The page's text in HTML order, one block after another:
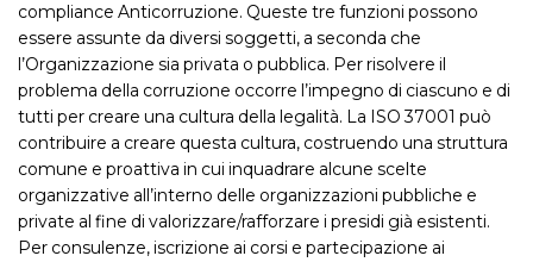
compliance Anticorruzione. Queste tre funzioni possono
essere assunte da diversi soggetti, a seconda che
l’Organizzazione sia privata o pubblica. Per risolvere il
problema della corruzione occorre l’impegno di ciascuno e di
tutti per creare una cultura della legalità. La ISO 37001 può
contribuire a creare questa cultura, costruendo una struttura
comune e proattiva in cui inquadrare alcune scelte
organizzative all’interno delle organizzazioni pubbliche e
private al fine di valorizzare/rafforzare i presidi già esistenti.
Per consulenze, iscrizione ai corsi e partecipazione ai